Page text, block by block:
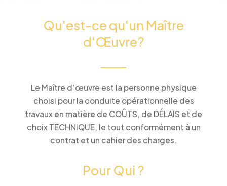
Qu'est-ce qu'un Maître
d'Œuvre?
Le Maître d’œuvre est la personne physique
choisi pour la conduite opérationnelle des
travaux en matière de COÛTS, de DÉLAIS et de
choix TECHNIQUE, le tout conformément à un
contrat et un cahier des charges.
Pour Qui ?